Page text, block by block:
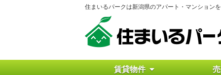
住まいるパークは新潟県のアパート・マンション
賃貸物件